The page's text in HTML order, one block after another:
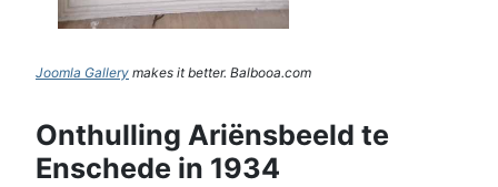
Joomla Gallery makes it better. Balbooa.com
Onthulling Ariënsbeeld te
Enschede in 1934